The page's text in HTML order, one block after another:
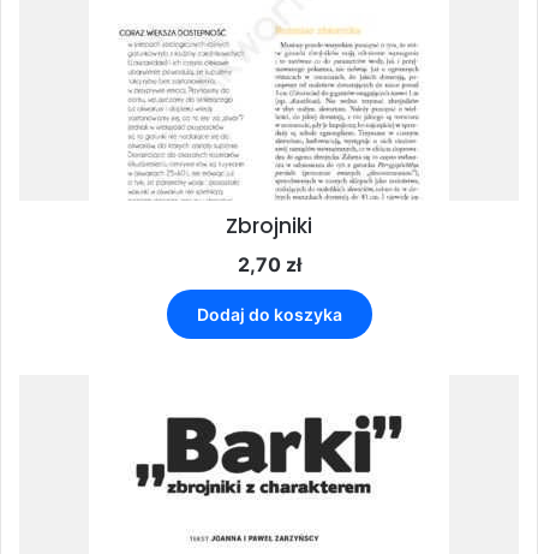
Zbrojniki
2,70 zł
Dodaj do koszyka